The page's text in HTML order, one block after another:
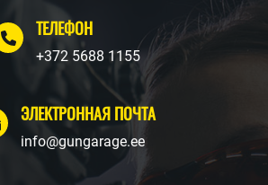
ТЕЛЕФОН
+372 5688 1155
ЭЛЕКТРОННАЯ ПОЧТА
info@gungarage.ee